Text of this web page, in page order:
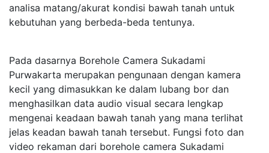
analisa matang/akurat kondisi bawah tanah untuk
kebutuhan yang berbeda-beda tentunya.
Pada dasarnya Borehole Camera Sukadami
Purwakarta merupakan pengunaan dengan kamera
kecil yang dimasukkan ke dalam lubang bor dan
menghasilkan data audio visual secara lengkap
mengenai keadaan bawah tanah yang mana terlihat
jelas keadan bawah tanah tersebut. Fungsi foto dan
video rekaman dari borehole camera Sukadami